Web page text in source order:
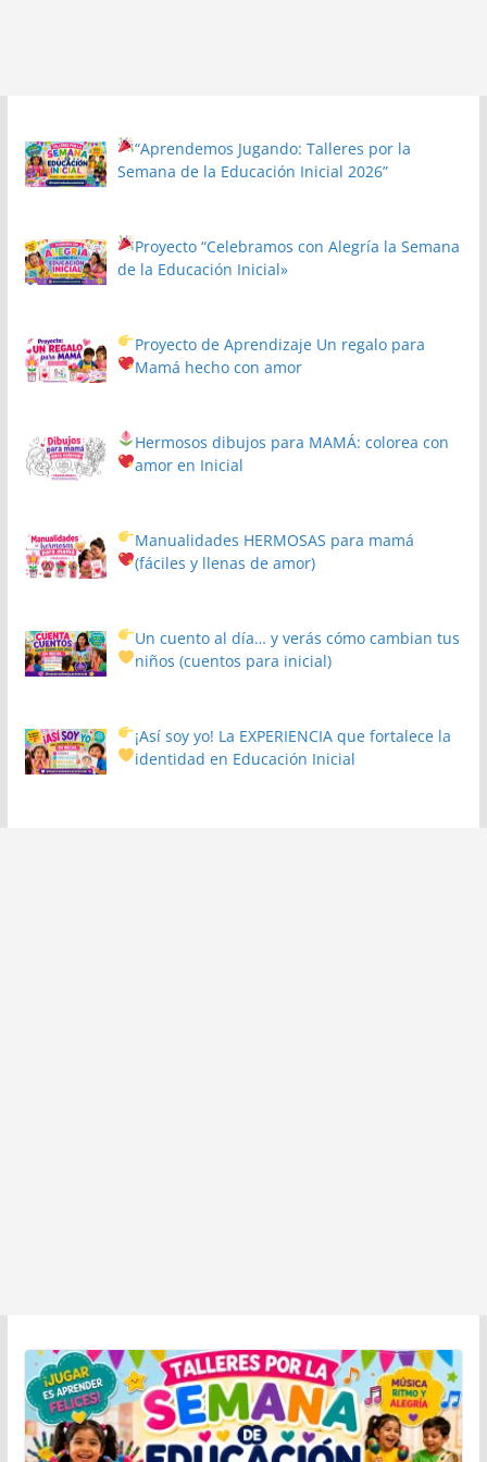
“Aprendemos Jugando: Talleres por la
Semana de la Educación Inicial 2026”
Proyecto“Celebramos con Alegría la Semana
de la Educación Inicial»
Proyecto de Aprendizaje Un regalo para
Mamá hecho con amor
Hermosos dibujos para MAMÁ: colorea con
amor en Inicial
Manualidades HERMOSAS para mamá
(fáciles y llenas de amor)
Un cuento al día… y verás cómo cambian tus
niños(cuentos para inicial)
¡Así soy yo! La EXPERIENCIA que fortalece la
identidad en Educación Inicial